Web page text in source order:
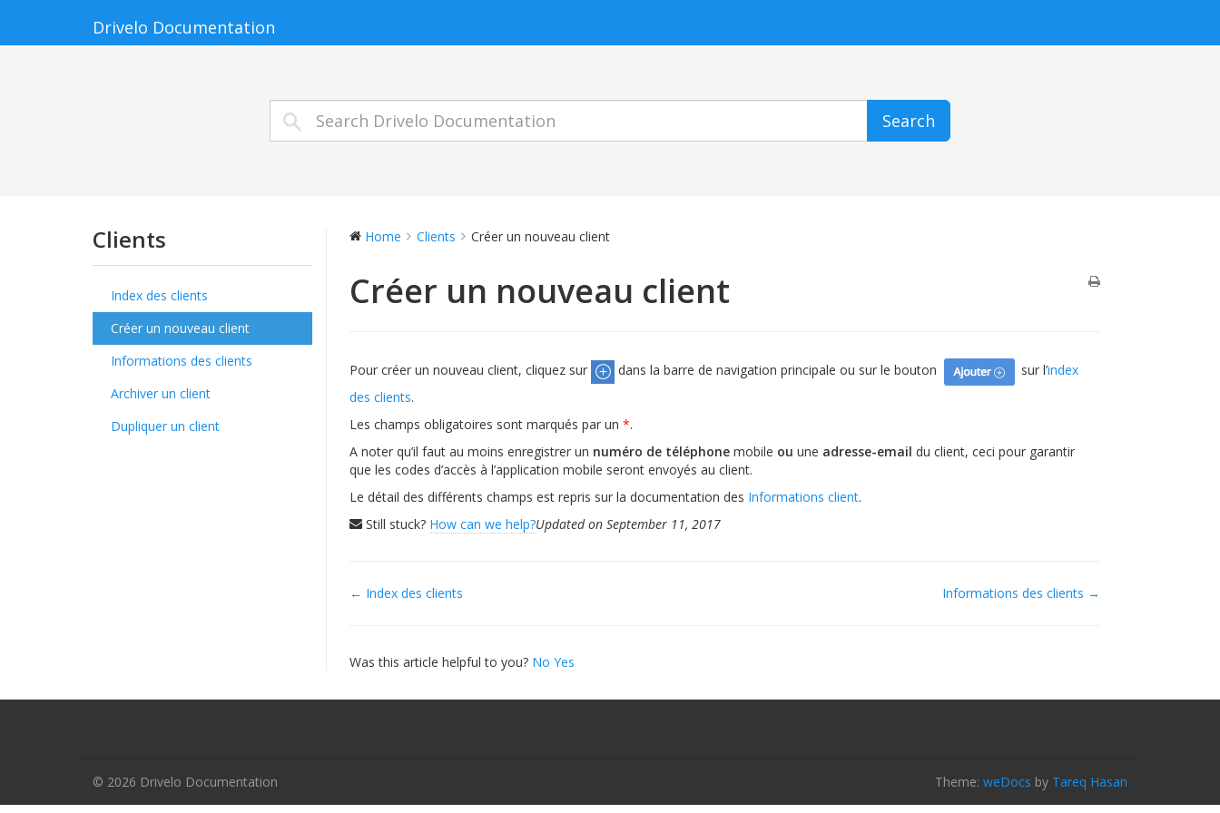
Drivelo Documentation
Search
Clients
Index des clients
Créer un nouveau client
Informations des clients
Archiver un client
Dupliquer un client
Home Clients Créer un nouveau client
Créer un nouveau client
Pour créer un nouveau client, cliquez sur dans la barre de navigation principale ou sur le bouton sur l’index
des clients.
Les champs obligatoires sont marqués par un*.
A noter qu’il faut au moins enregistrer un numéro de téléphone mobile ou une adresse-email du client, ceci pour garantir
que les codes d’accès à l’application mobile seront envoyés au client.
Le détail des différents champs est repris sur la documentation des Informations client.
Still stuck? How can we help?Updated on September 11, 2017
Doc
← Index des clients Informations des clients →
Was this article helpful to you? NoYes
© 2026 Drivelo Documentation Theme: weDocs by Tareq Hasan